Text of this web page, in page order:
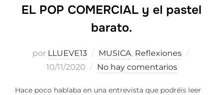
EL POP COMERCIAL y el pastel
barato.
por LLUEVE13 MUSICA, Reflexiones
10/11/2020 No hay comentarios
Hace poco hablaba en una entrevista que podréis leer